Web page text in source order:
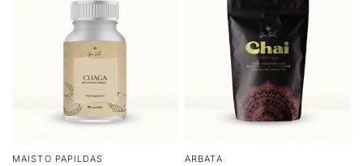
MAISTO PAPILDAS ARBATA